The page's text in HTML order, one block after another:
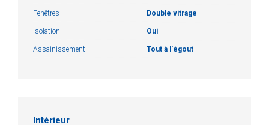
Fenêtres Double vitrage
Isolation Oui
Assainissement Tout à l'égout
Intérieur